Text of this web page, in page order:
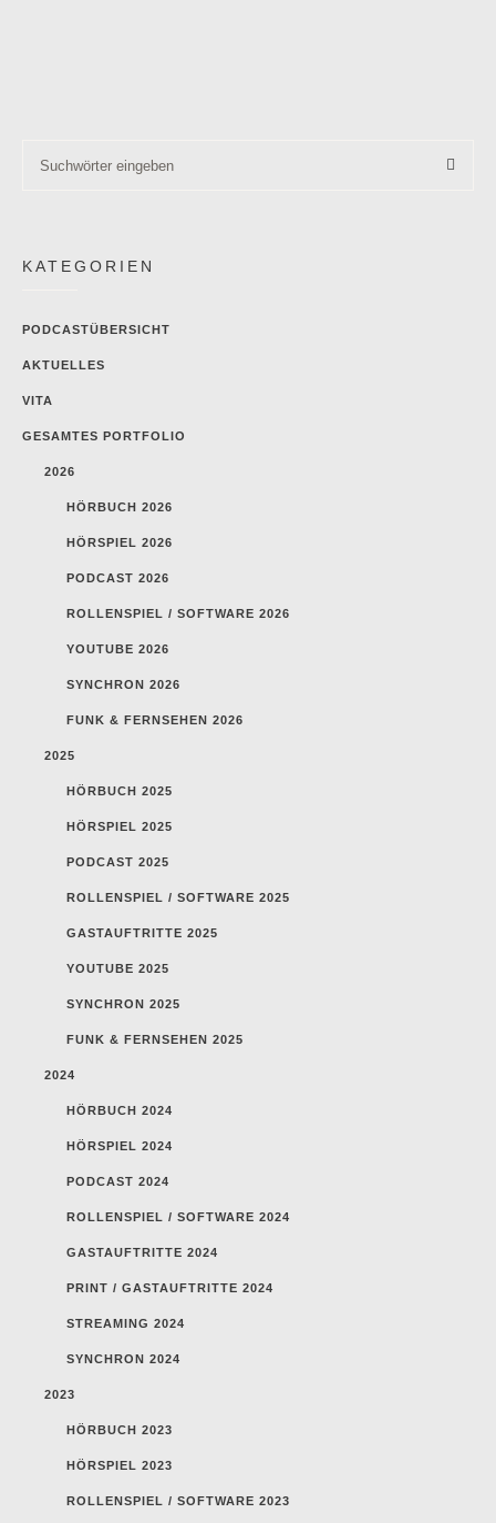
KATEGORIEN
PODCASTÜBERSICHT
AKTUELLES
VITA
GESAMTES PORTFOLIO
2026
HÖRBUCH 2026
HÖRSPIEL 2026
PODCAST 2026
ROLLENSPIEL / SOFTWARE 2026
YOUTUBE 2026
SYNCHRON 2026
FUNK & FERNSEHEN 2026
2025
HÖRBUCH 2025
HÖRSPIEL 2025
PODCAST 2025
ROLLENSPIEL / SOFTWARE 2025
GASTAUFTRITTE 2025
YOUTUBE 2025
SYNCHRON 2025
FUNK & FERNSEHEN 2025
2024
HÖRBUCH 2024
HÖRSPIEL 2024
PODCAST 2024
ROLLENSPIEL / SOFTWARE 2024
GASTAUFTRITTE 2024
PRINT / GASTAUFTRITTE 2024
STREAMING 2024
SYNCHRON 2024
2023
HÖRBUCH 2023
HÖRSPIEL 2023
ROLLENSPIEL / SOFTWARE 2023